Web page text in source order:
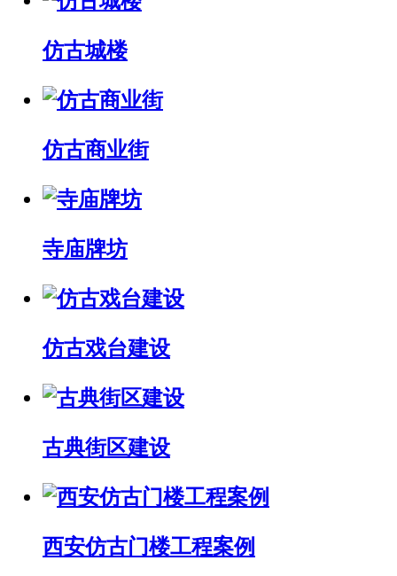
仿古城楼
仿古商业街
寺庙牌坊
仿古戏台建设
古典街区建设
西安仿古门楼工程案例